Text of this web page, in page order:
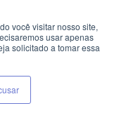
você visitar nosso site,
usar apenas
solicitado a tomar essa